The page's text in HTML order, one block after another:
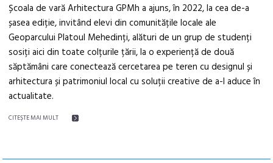
Școala de vară Arhitectura GPMh a ajuns, în 2022, la cea de-a
șasea ediție, invitând elevi din comunitățile locale ale
Geoparcului Platoul Mehedinți, alături de un grup de studenți
sosiți aici din toate colțurile țării, la o experiență de două
săptămâni care conectează cercetarea pe teren cu designul și
arhitectura și patrimoniul local cu soluții creative de a-l aduce în
actualitate.
CITEŞTE MAI MULT